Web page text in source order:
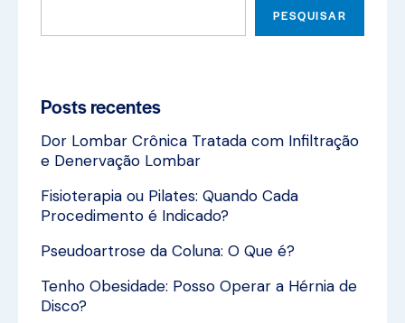
PESQUISAR
Posts recentes
Dor Lombar Crônica Tratada com Infiltração
e Denervação Lombar
Fisioterapia ou Pilates: Quando Cada
Procedimento é Indicado?
Pseudoartrose da Coluna: O Que é?
Tenho Obesidade: Posso Operar a Hérnia de
Disco?